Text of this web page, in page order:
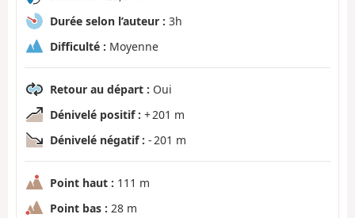
Durée selon l’auteur : 3h
Difficulté : Moyenne
Retour au départ : Oui
Dénivelé positif : + 201 m
Dénivelé négatif : - 201 m
Point haut : 111 m
Point bas : 28 m